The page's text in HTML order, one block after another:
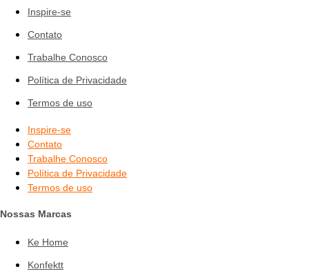
Inspire-se
Contato
Trabalhe Conosco
Política de Privacidade
Termos de uso
Inspire-se
Contato
Trabalhe Conosco
Política de Privacidade
Termos de uso
Nossas Marcas
Ke Home
Konfektt